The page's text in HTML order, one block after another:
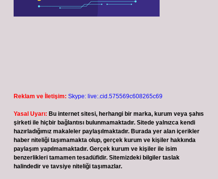
Reklam ve İletişim: Skype: live:.cid.575569c608265c69
Yasal Uyarı: Bu internet sitesi, herhangi bir marka, kurum veya şahıs
şirketi ile hiçbir bağlantısı bulunmamaktadır. Sitede yalnızca kendi
hazırladığımız makaleler paylaşılmaktadır. Burada yer alan içerikler
haber niteliği taşımamakta olup, gerçek kurum ve kişiler hakkında
paylaşım yapılmamaktadır. Gerçek kurum ve kişiler ile isim
benzerlikleri tamamen tesadüfidir. Sitemizdeki bilgiler taslak
halindedir ve tavsiye niteliği taşımazlar.